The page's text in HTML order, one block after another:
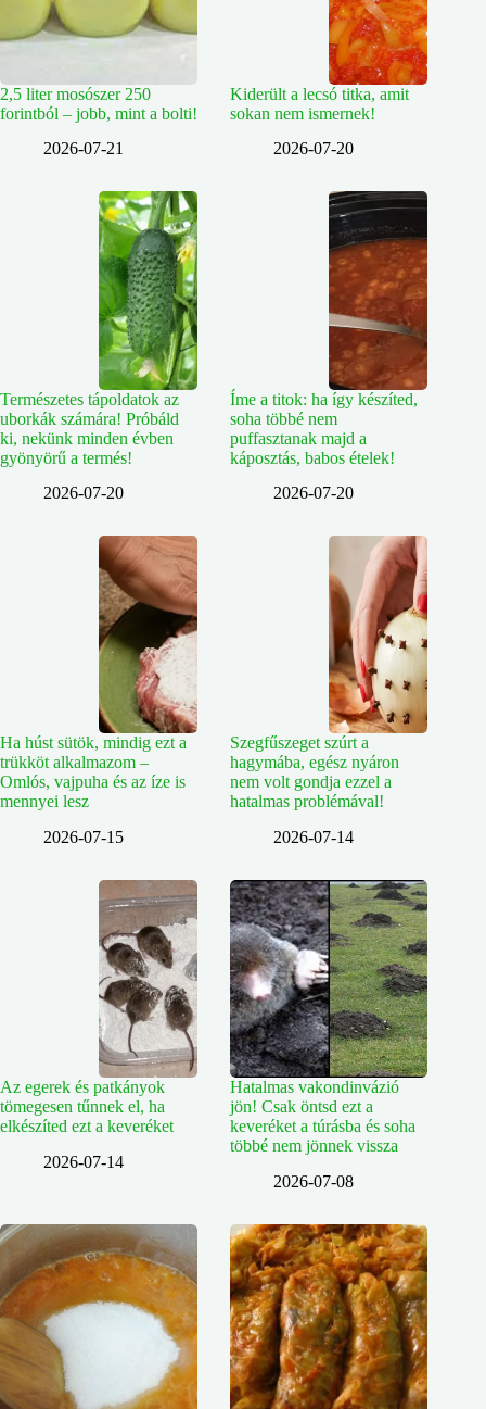
2,5 liter mosószer 250
forintból – jobb, mint a bolti!
2026-07-21
Kiderült a lecsó titka, amit
sokan nem ismernek!
2026-07-20
Természetes tápoldatok az
uborkák számára! Próbáld
ki, nekünk minden évben
gyönyörű a termés!
2026-07-20
Íme a titok: ha így készíted,
soha többé nem
puffasztanak majd a
káposztás, babos ételek!
2026-07-20
Ha húst sütök, mindig ezt a
trükköt alkalmazom –
Omlós, vajpuha és az íze is
mennyei lesz
2026-07-15
Szegfűszeget szúrt a
hagymába, egész nyáron
nem volt gondja ezzel a
hatalmas problémával!
2026-07-14
Az egerek és patkányok
tömegesen tűnnek el, ha
elkészíted ezt a keveréket
2026-07-14
Hatalmas vakondinvázió
jön! Csak öntsd ezt a
keveréket a túrásba és soha
többé nem jönnek vissza
2026-07-08